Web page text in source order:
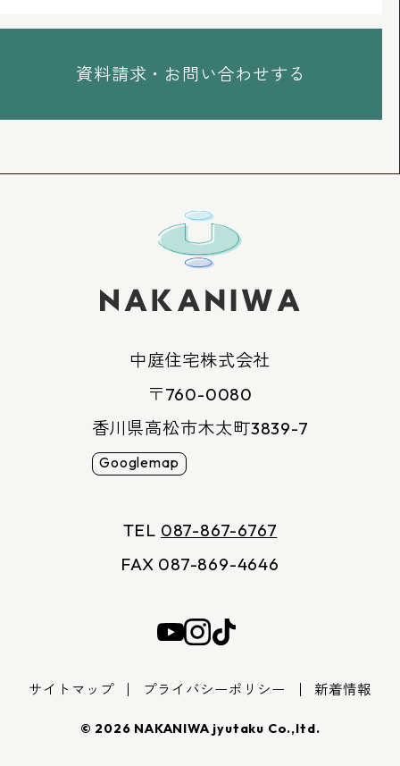
資料請求・お問い合わせする
中庭住宅株式会社
〒760-0080
香川県高松市木太町3839-7
Googlemap
TEL 087-867-6767
FAX 087-869-4646
サイトマップ プライバシーポリシー 新着情報
© 2026 NAKANIWA jyutaku Co.,ltd.